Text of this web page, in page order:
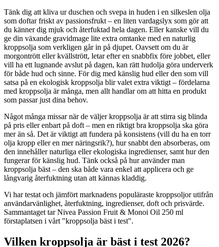
Tänk dig att kliva ur duschen och svepa in huden i en silkeslen olja
som doftar friskt av passionsfrukt – en liten vardagslyx som gör att
du känner dig mjuk och återfuktad hela dagen. Eller kanske vill du
ge din växande gravidmage lite extra omtanke med en naturlig
kroppsolja som verkligen går in på djupet. Oavsett om du är
morgontrött eller kvällstrött, letar efter en snabbfix före jobbet, eller
vill ha ett lugnande avslut på dagen, kan rätt hudolja göra underverk
för både hud och sinne. För dig med känslig hud eller den som vill
satsa på en ekologisk kroppsolja blir valet extra viktigt – fördelarna
med kroppsolja är många, men allt handlar om att hitta en produkt
som passar just dina behov.
Något många missar när de väljer kroppsolja är att stirra sig blinda
på pris eller enbart på doft – men en riktigt bra kroppsolja ska göra
mer än så. Det är viktigt att fundera på konsistens (vill du ha en torr
olja kropp eller en mer näringsrik?), hur snabbt den absorberas, om
den innehåller naturliga eller ekologiska ingredienser, samt hur den
fungerar för känslig hud. Tänk också på hur använder man
kroppsolja bäst – den ska både vara enkel att applicera och ge
långvarig återfuktning utan att kännas kladdig.
Vi har testat och jämfört marknadens populäraste kroppsoljor utifrån
användarvänlighet, återfuktning, ingredienser, doft och prisvärde.
Sammantaget tar Nivea Passion Fruit & Monoi Oil 250 ml
förstaplatsen i vårt "kroppsolja bäst i test".
Vilken kroppsolja är bäst i test 2026?